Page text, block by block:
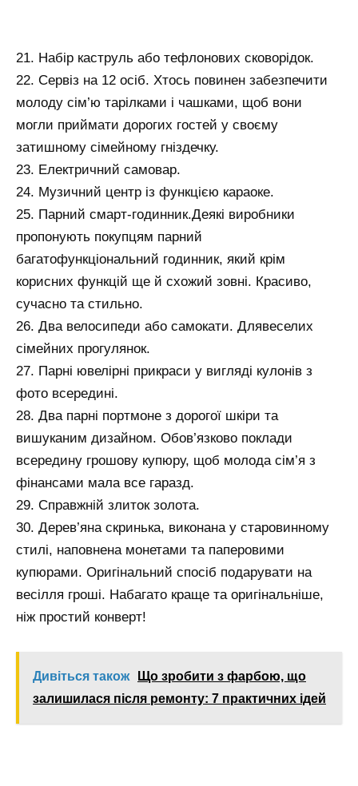
21. Набір каструль або тефлонових сковорідок.
22. Сервіз на 12 осіб. Хтось повинен забезпечити
молоду сім’ю тарілками і чашками, щоб вони
могли приймати дорогих гостей у своєму
затишному сімейному гніздечку.
23. Електричний самовар.
24. Музичний центр із функцією караоке.
25. Парний смарт-годинник.Деякі виробники
пропонують покупцям парний
багатофункціональний годинник, який крім
корисних функцій ще й схожий зовні. Красиво,
сучасно та стильно.
26. Два велосипеди або самокати. Длявеселих
сімейних прогулянок.
27. Парні ювелірні прикраси у вигляді кулонів з
фото всередині.
28. Два парні портмоне з дорогої шкіри та
вишуканим дизайном. Обов’язково поклади
всередину грошову купюру, щоб молода сім’я з
фінансами мала все гаразд.
29. Справжній злиток золота.
30. Дерев’яна скринька, виконана у старовинному
стилі, наповнена монетами та паперовими
купюрами. Оригінальний спосіб подарувати на
весілля гроші. Набагато краще та оригінальніше,
ніж простий конверт!
Дивіться також
Що зробити з фарбою, що
залишилася після ремонту: 7 практичних ідей